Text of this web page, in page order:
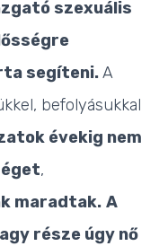
szexuális
segíteni.A
befolyásukkal
évekig nem
,
maradtak. A
része úgy nő